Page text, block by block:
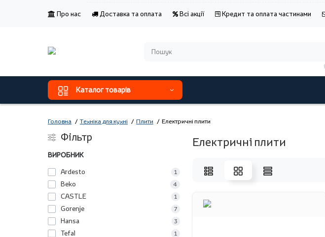
Про нас Доставка та оплата Всі акції Кредит та оплата частинами
Каталог товарів
Головна Техніка для кухні Плити Електричні плити
Фільтр
ВИРОБНИК
Ardesto
1
Beko 4
CASTLE 1
Gorenje 7
Hansa 3
Tefal 1
Електричні плити